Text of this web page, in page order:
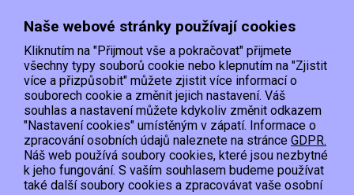
Doprava Platba
Kontakt/Reklamace
Obchodní podmínky
Ochrana os.údajů
EET :Podle zákona o evidenci tržeb je prodávající povinen vystavit kupujícímu
Naše webové stránky používají cookies
Kliknutím na "Přijmout vše a pokračovat" přijmete
všechny typy souborů cookie nebo klepnutím na "Zjistit
více a přizpůsobit" můžete zjistit více informací o
souborech cookie a změnit jejich nastavení. Váš
souhlas a nastavení můžete kdykoliv změnit odkazem
"Nastavení cookies" umístěným v zápatí. Informace o
zpracování osobních údajů naleznete na stránce GDPR.
Náš web používá soubory cookies, které jsou nezbytné
k jeho fungování. S vaším souhlasem budeme používat
také další soubory cookies a zpracovávat vaše osobní